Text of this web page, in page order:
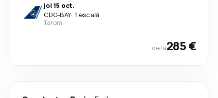
joi 15 oct.
CDG-BAY· 1 escală
Tarom
de la285 €